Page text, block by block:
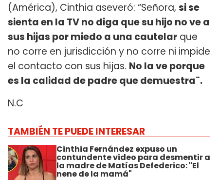
(América), Cinthia aseveró: “Señora, si se
sienta en la TV no diga que su hijo no ve a
sus hijas por miedo a una cautelar que
no corre en jurisdicción y no corre ni impide
el contacto con sus hijas. No la ve porque
es la calidad de padre que demuestra¨.
N.C
TAMBIÉN TE PUEDE INTERESAR
Cinthia Fernández expuso un
contundente video para desmentir a
la madre de Matías Defederico: "El
nene de la mamá"